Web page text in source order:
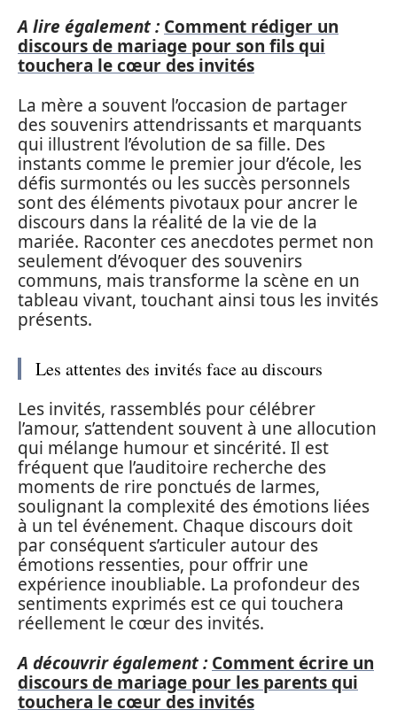
A lire également : Comment rédiger un
discours de mariage pour son fils qui
touchera le cœur des invités
La mère a souvent l’occasion de partager
des souvenirs attendrissants et marquants
qui illustrent l’évolution de sa fille. Des
instants comme le premier jour d’école, les
défis surmontés ou les succès personnels
sont des éléments pivotaux pour ancrer le
discours dans la réalité de la vie de la
mariée. Raconter ces anecdotes permet non
seulement d’évoquer des souvenirs
communs, mais transforme la scène en un
tableau vivant, touchant ainsi tous les invités
présents.
Les attentes des invités face au discours
Les invités, rassemblés pour célébrer
l’amour, s’attendent souvent à une allocution
qui mélange humour et sincérité. Il est
fréquent que l’auditoire recherche des
moments de rire ponctués de larmes,
soulignant la complexité des émotions liées
à un tel événement. Chaque discours doit
par conséquent s’articuler autour des
émotions ressenties, pour offrir une
expérience inoubliable. La profondeur des
sentiments exprimés est ce qui touchera
réellement le cœur des invités.
A découvrir également : Comment écrire un
discours de mariage pour les parents qui
touchera le cœur des invités